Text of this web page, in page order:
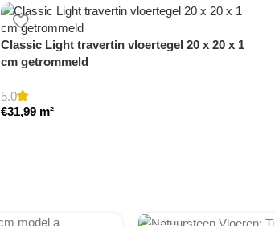
Classic Light travertin vloertegel 20 x 20 x 1
cm getrommeld
5.0
€31,99 m²